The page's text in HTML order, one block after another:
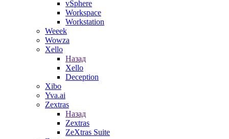
vSphere
Workspace
Workstation
Weeek
Wowza
Xello
Назад
Xello
Deception
Xibo
Yva.ai
Zextras
Назад
Zextras
ZeXtras Suite